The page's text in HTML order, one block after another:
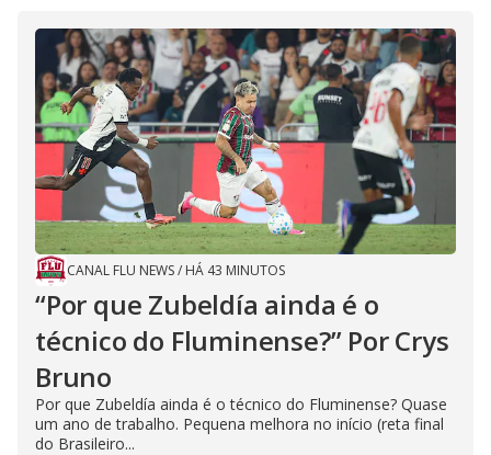
CANAL FLU NEWS/ HÁ 43 MINUTOS
“Por que Zubeldía ainda é o
técnico do Fluminense?” Por Crys
Bruno
Por que Zubeldía ainda é o técnico do Fluminense? Quase
um ano de trabalho. Pequena melhora no início (reta final
do Brasileiro...